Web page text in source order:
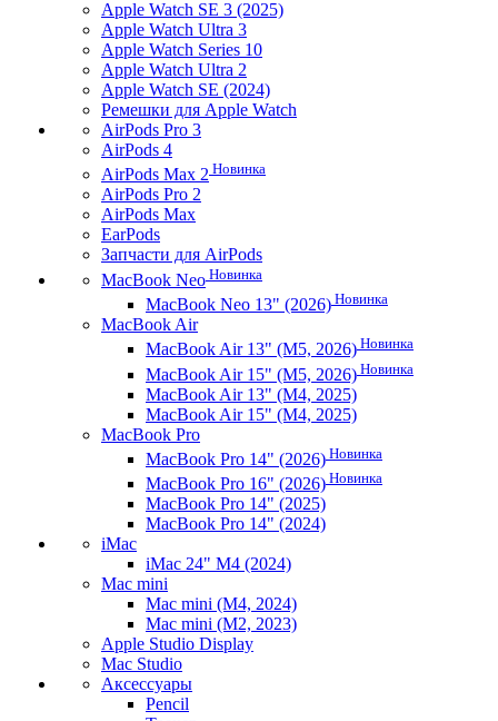
Apple Watch SE 3 (2025)
Apple Watch Ultra 3
Apple Watch Series 10
Apple Watch Ultra 2
Apple Watch SE (2024)
Ремешки для Apple Watch
AirPods Pro 3
AirPods 4
AirPods Max 2 Новинка
AirPods Pro 2
AirPods Max
EarPods
Запчасти для AirPods
MacBook Neo Новинка
MacBook Neo 13" (2026) Новинка
MacBook Air
MacBook Air 13" (M5, 2026) Новинка
MacBook Air 15" (M5, 2026) Новинка
MacBook Air 13" (M4, 2025)
MacBook Air 15" (M4, 2025)
MacBook Pro
MacBook Pro 14" (2026) Новинка
MacBook Pro 16" (2026) Новинка
MacBook Pro 14" (2025)
MacBook Pro 14" (2024)
iMac
iMac 24" M4 (2024)
Mac mini
Mac mini (M4, 2024)
Mac mini (M2, 2023)
Apple Studio Display
Mac Studio
Аксессуары
Pencil